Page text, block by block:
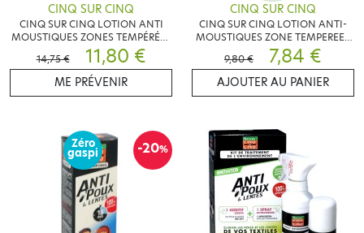
CINQ SUR CINQ
CINQ SUR CINQ LOTION ANTI
MOUSTIQUES ZONES TEMPÉRÉES
2X100ML
14,75 € 11,80 €
ME PRÉVENIR
CINQ SUR CINQ
CINQ SUR CINQ LOTION ANTI-
MOUSTIQUES ZONE TEMPEREES
100ML
9,80 € 7,84 €
AJOUTER AU PANIER
-20%
Zéro
gaspi